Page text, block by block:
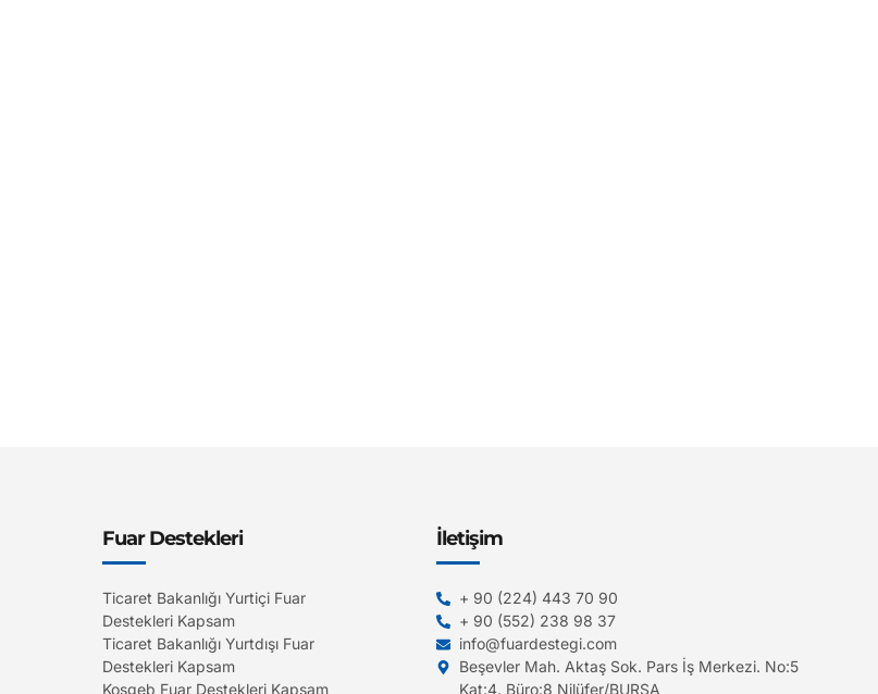
Fuar Destekleri
Ticaret Bakanlığı Yurtiçi Fuar
Destekleri Kapsam
Ticaret Bakanlığı Yurtdışı Fuar
Destekleri Kapsam
Kosgeb Fuar Destekleri Kapsam
İletişim
+ 90 (224) 443 70 90
+ 90 (552) 238 98 37
info@fuardestegi.com
Beşevler Mah. Aktaş Sok. Pars İş Merkezi. No:5
Kat:4. Büro:8 Nilüfer/BURSA